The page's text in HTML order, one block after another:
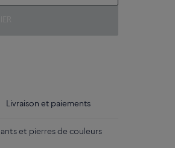
Livraison et paiements
et pierres de couleurs